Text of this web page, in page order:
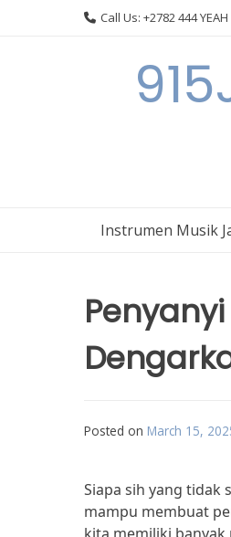
Call Us: +2782 444 YEAH
Instrumen Musik
Posted on March 15,
Siapa sih yang tidak
mampu membuat